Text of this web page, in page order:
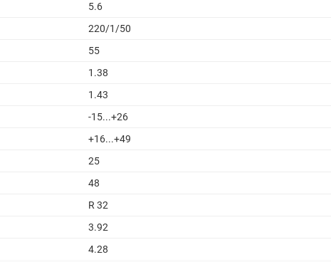
5.6
220/1/50
55
1.38
1.43
-15...+26
+16...+49
25
48
R 32
3.92
4.28